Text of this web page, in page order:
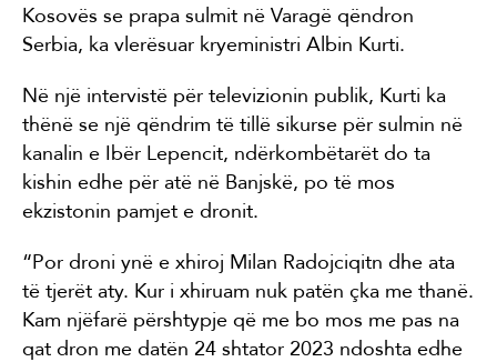
Kosovës se prapa sulmit në Varagë qëndron
Serbia, ka vlerësuar kryeministri Albin Kurti.
Në një intervistë për televizionin publik, Kurti ka
thënë se një qëndrim të tillë sikurse për sulmin në
kanalin e Ibër Lepencit, ndërkombëtarët do ta
kishin edhe për atë në Banjskë, po të mos
ekzistonin pamjet e dronit.
“Por droni ynë e xhiroj Milan Radojciqitn dhe ata
të tjerët aty. Kur i xhiruam nuk patën çka me thanë.
Kam njëfarë përshtypje që me bo mos me pas na
qat dron me datën 24 shtator 2023 ndoshta edhe